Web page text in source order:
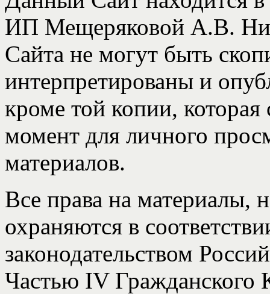
ИП Мещеряковой А.В.
Cайта не могут быть
интерпретированы и
кроме той копии, которая
момент для личного
материалов.
Все права на материалы,
охраняются в
законодательством
Частью IV Гражданского